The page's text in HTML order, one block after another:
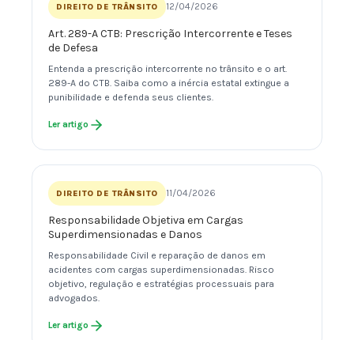
DIREITO DE TRÂNSITO 12/04/2026
Art. 289-A CTB: Prescrição Intercorrente e Teses
de Defesa
Entenda a prescrição intercorrente no trânsito e o art.
289-A do CTB. Saiba como a inércia estatal extingue a
punibilidade e defenda seus clientes.
Ler artigo
DIREITO DE TRÂNSITO 11/04/2026
Responsabilidade Objetiva em Cargas
Superdimensionadas e Danos
Responsabilidade Civil e reparação de danos em
acidentes com cargas superdimensionadas. Risco
objetivo, regulação e estratégias processuais para
advogados.
Ler artigo